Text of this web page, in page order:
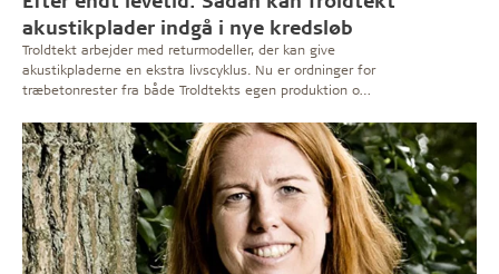
akustikplader indgå i nye kredsløb
Troldtekt arbejder med returmodeller, der kan give
akustikpladerne en ekstra livscyklus. Nu er ordninger for
træbetonrester fra både Troldtekts egen produktion og
Ambitionen er også at genbruge og genanvende plader
fra nedrivninger samt sikre eventuel nyttiggørelse på
det højest mulige værdiniveau.